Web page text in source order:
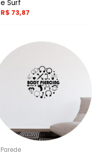
e Surf
R$ 73,87
Parede